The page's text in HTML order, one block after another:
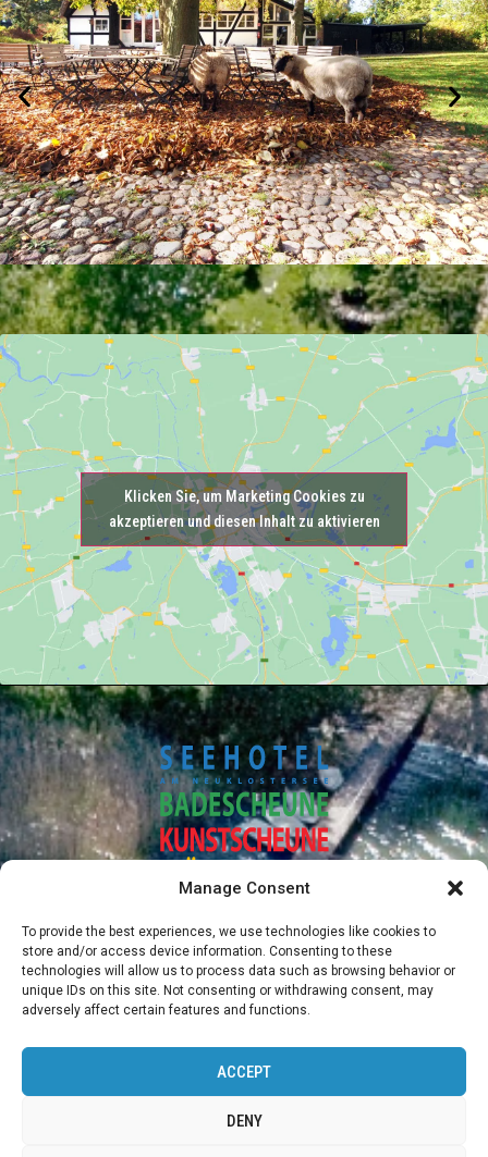
Manage Consent
To provide the best experiences, we use technologies like cookies to
store and/or access device information. Consenting to these
technologies will allow us to process data such as browsing behavior or
unique IDs on this site. Not consenting or withdrawing consent, may
adversely affect certain features and functions.
ACCEPT
DENY
Klicken Sie, um Marketing Cookies zu
akzeptieren und diesen Inhalt zu aktivieren
+49384224570
seehotel@nalbach-architekten.de
SEEHOTEL AM NEUKLOSTERSEE
Seestr. 1 23992 Nakenstorf